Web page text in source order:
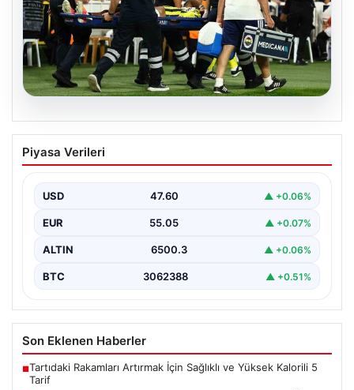
05.08.2026
Fenerbahçe’de Sturm Graz Maçında
Oosterwolde’den Üzücü Haber!
Almanya temsilcisi Sturm Graz'ı evinde ağırladı.
Mücadele…
Piyasa Verileri
USD 47.60 ▲ +0.06%
EUR 55.05 ▲ +0.07%
ALTIN 6500.3 ▲ +0.06%
BTC 3062388 ▲ +0.51%
Son Eklenen Haberler
■Tartıdaki Rakamları Artırmak İçin Sağlıklı ve Yüksek Kalorili 5
Tarif